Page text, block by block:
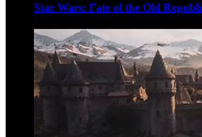
Star Wars: Fate of the Old